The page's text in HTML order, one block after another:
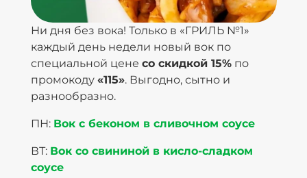
Ни дня без вока! Только в «ГРИЛЬ №1»
каждый день недели новый вок по
специальной цене со скидкой 15%по
промокоду «115». Выгодно, сытно и
разнообразно.
ПН: Вок с беконом в сливочном соусе
ВТ: Вок со свининой в кисло-сладком
соусе